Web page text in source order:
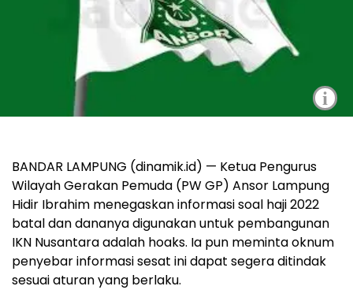
i
BANDAR LAMPUNG (dinamik.id) — Ketua Pengurus
Wilayah Gerakan Pemuda (PW GP) Ansor Lampung
Hidir Ibrahim menegaskan informasi soal haji 2022
batal dan dananya digunakan untuk pembangunan
IKN Nusantara adalah hoaks. Ia pun meminta oknum
penyebar informasi sesat ini dapat segera ditindak
sesuai aturan yang berlaku.